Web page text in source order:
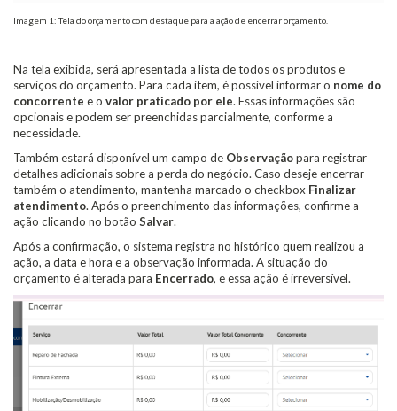
Imagem 1: Tela do orçamento com destaque para a ação de encerrar orçamento.
Na tela exibida, será apresentada a lista de todos os produtos e
serviços do orçamento. Para cada item, é possível informar o nome do
concorrente e o valor praticado por ele. Essas informações são
opcionais e podem ser preenchidas parcialmente, conforme a
necessidade.
Também estará disponível um campo de Observaçãopara registrar
detalhes adicionais sobre a perda do negócio. Caso deseje encerrar
também o atendimento, mantenha marcado o checkbox Finalizar
atendimento. Após o preenchimento das informações, confirme a
ação clicando no botão Salvar.
Após a confirmação, o sistema registra no histórico quem realizou a
ação, a data e hora e a observação informada. A situação do
orçamento é alterada para Encerrado, e essa ação é irreversível.